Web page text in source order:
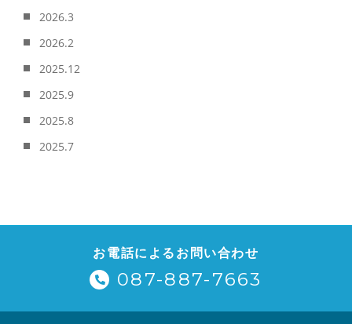
2026.3
2026.2
2025.12
2025.9
2025.8
2025.7
お電話によるお問い合わせ
087-887-7663